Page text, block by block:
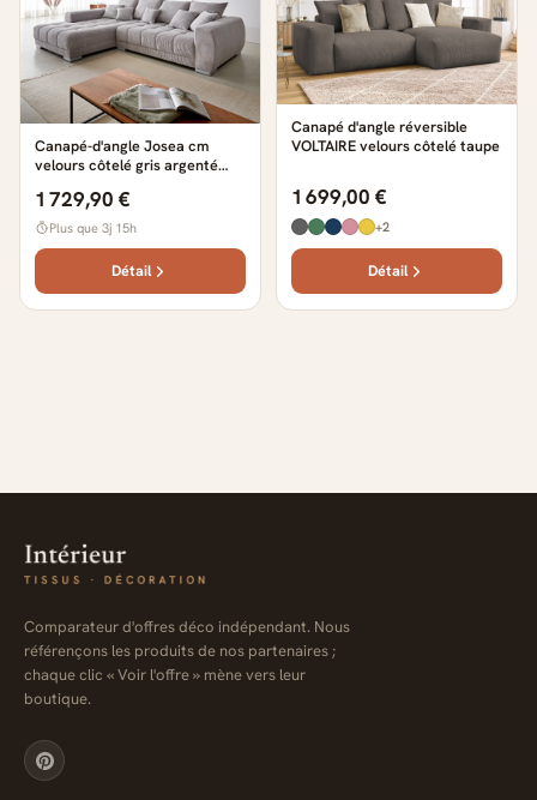
Canapé-d'angle Josea cm
velours côtelé gris argenté
1 729,90 €
Plus que 3j 15h
Détail
Canapé d'angle réversible
VOLTAIRE velours côtelé taupe
1 699,00 €
+2
Détail
Comparateur d'offres déco indépendant. Nous
référençons les produits de nos partenaires ;
chaque clic « Voir l'offre » mène vers leur
boutique.